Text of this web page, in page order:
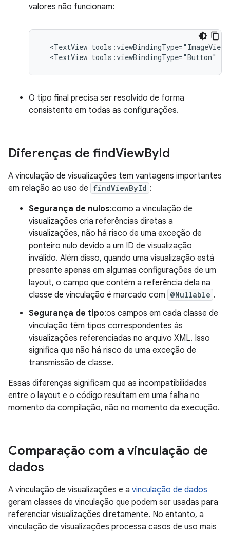
valores não funcionam:
<TextView tools:viewBindingType="ImageView"
<TextView tools:viewBindingType="Button"
O tipo final precisa ser resolvido de forma
consistente em todas as configurações.
Diferenças de findViewById
A vinculação de visualizações tem vantagens importantes
em relação ao uso de findViewById :
Segurança de nulos:como a vinculação de
visualizações cria referências diretas a
visualizações, não há risco de uma exceção de
ponteiro nulo devido a um ID de visualização
inválido. Além disso, quando uma visualização está
presente apenas em algumas configurações de um
layout, o campo que contém a referência dela na
classe de vinculação é marcado com @Nullable .
Segurança de tipo:os campos em cada classe de
vinculação têm tipos correspondentes às
visualizações referenciadas no arquivo XML. Isso
significa que não há risco de uma exceção de
transmissão de classe.
Essas diferenças significam que as incompatibilidades
entre o layout e o código resultam em uma falha no
momento da compilação, não no momento da execução.
Comparação com a vinculação de
dados
A vinculação de visualizações e a vinculação de dados
geram classes de vinculação que podem ser usadas para
referenciar visualizações diretamente. No entanto, a
vinculação de visualizações processa casos de uso mais